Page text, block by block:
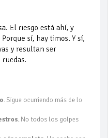
El riesgo está ahí, y
sí, hay timos. Y sí,
y resultan ser
. Sigue ocurriendo más de lo
. No todos los golpes